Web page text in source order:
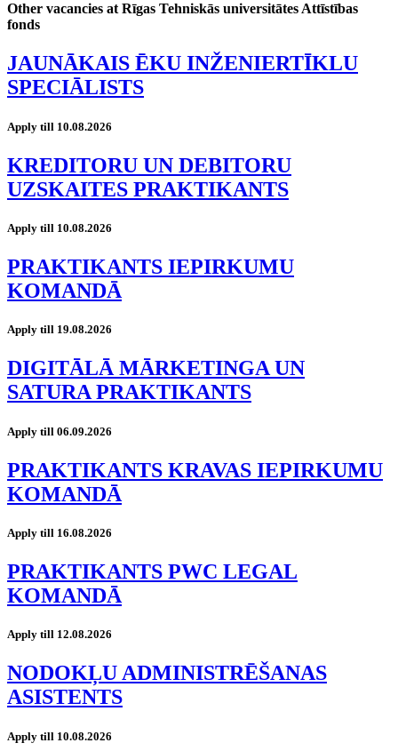
Other vacancies at Rīgas Tehniskās universitātes Attīstības
fonds
JAUNĀKAIS ĒKU INŽENIERTĪKLU
SPECIĀLISTS
Apply till 10.08.2026
KREDITORU UN DEBITORU
UZSKAITES PRAKTIKANTS
Apply till 10.08.2026
PRAKTIKANTS IEPIRKUMU
KOMANDĀ
Apply till 19.08.2026
DIGITĀLĀ MĀRKETINGA UN
SATURA PRAKTIKANTS
Apply till 06.09.2026
PRAKTIKANTS KRAVAS IEPIRKUMU
KOMANDĀ
Apply till 16.08.2026
PRAKTIKANTS PWC LEGAL
KOMANDĀ
Apply till 12.08.2026
NODOKĻU ADMINISTRĒŠANAS
ASISTENTS
Apply till 10.08.2026